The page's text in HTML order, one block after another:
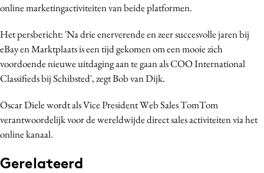
Media
PR
Programmatic
Purpose Marketing
online marketingactiviteiten van beide platformen.
Het persbericht: 'Na drie enerverende en zeer succesvolle jaren bij
eBay en Marktplaats is een tijd gekomen om een mooie zich
voordoende nieuwe uitdaging aan te gaan als COO International
Classifieds bij Schibsted', zegt Bob van Dijk.
Oscar Diele wordt als Vice President Web Sales TomTom
verantwoordelijk voor de wereldwijde direct sales activiteiten via het
online kanaal.
Gerelateerd